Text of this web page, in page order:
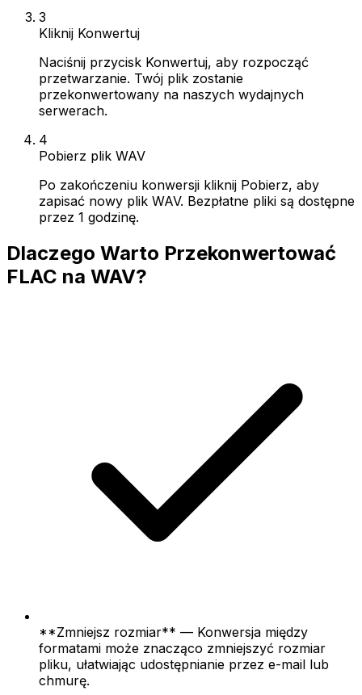
3
Kliknij Konwertuj
Naciśnij przycisk Konwertuj, aby rozpocząć
przetwarzanie. Twój plik zostanie
przekonwertowany na naszych wydajnych
serwerach.
4
Pobierz plik WAV
Po zakończeniu konwersji kliknij Pobierz, aby
zapisać nowy plik WAV. Bezpłatne pliki są dostępne
przez 1 godzinę.
Dlaczego Warto Przekonwertować
FLAC na WAV?
**Zmniejsz rozmiar** — Konwersja między
formatami może znacząco zmniejszyć rozmiar
pliku, ułatwiając udostępnianie przez e-mail lub
chmurę.